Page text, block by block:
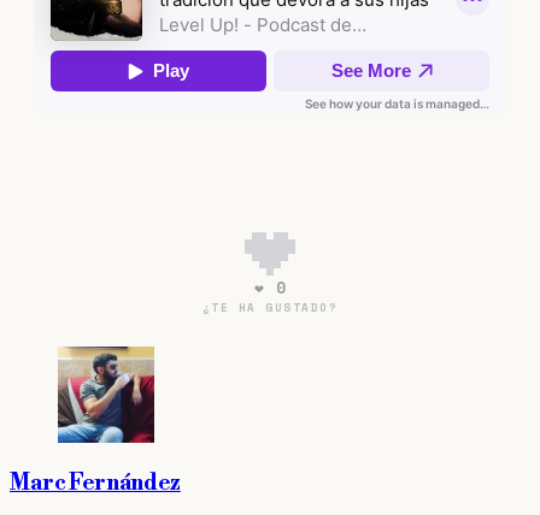
❤ 0
¿TE HA GUSTADO?
Marc Fernández